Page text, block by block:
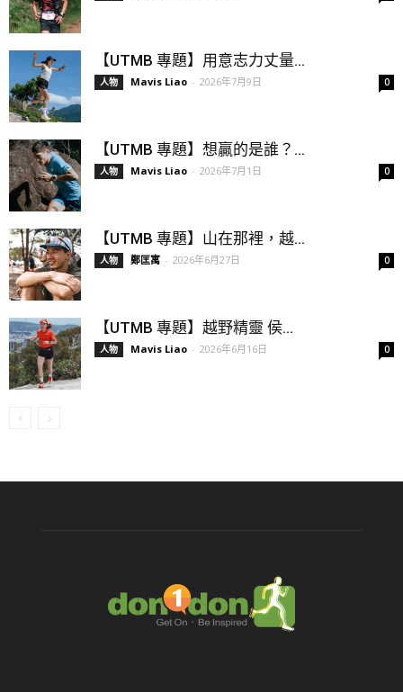
【UTMB 專題】用意志力丈量...
人物 Mavis Liao - 2026年7月9日 0
【UTMB 專題】想贏的是誰？...
人物 Mavis Liao - 2026年7月1日 0
【UTMB 專題】山在那裡，越...
人物 鄭匡寓 - 2026年6月27日 0
【UTMB 專題】越野精靈 侯...
人物 Mavis Liao - 2026年6月16日 0